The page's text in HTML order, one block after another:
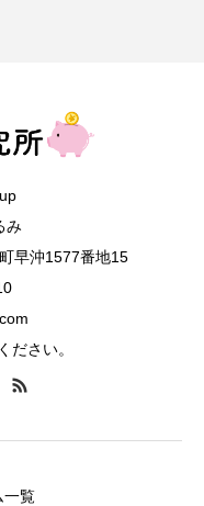
up
み
早沖1577番地15
ださい。
一覧